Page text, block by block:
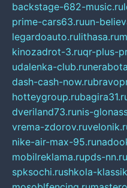
backstage-682-music.ru
prime-cars63.ruun-
legardoauto.rulithasa.ru
kinozadrot-3.ruqr-plus-
udalenka-club.ru
dash-cash-now.ru
hotteygroup.ru
dveriland73.runis-
vrema-zdorov.ru
nike-air-max-95.ru
mobilreklama.rupds-nn.ru
spksochi.rushkola-